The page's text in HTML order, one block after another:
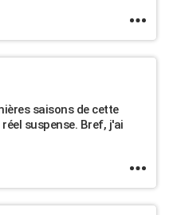
saisons de cette
suspense. Bref, j'ai